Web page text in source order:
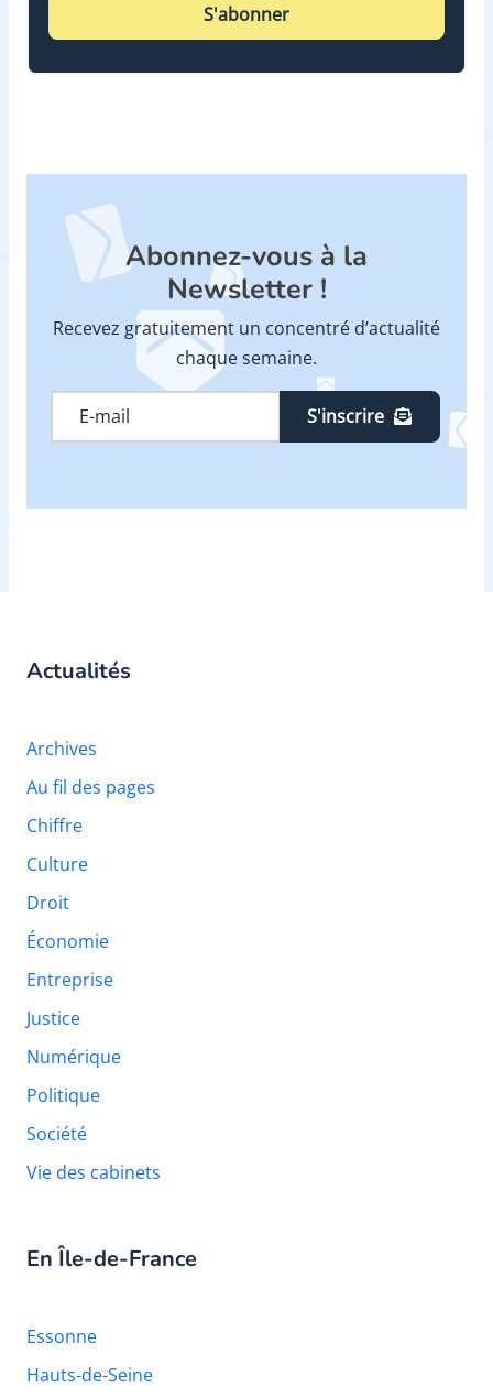
S'abonner
Abonnez-vous à la
Newsletter !
Recevez gratuitement un concentré d’actualité
chaque semaine.
S'inscrire
Actualités
Archives
Au fil des pages
Chiffre
Culture
Droit
Économie
Entreprise
Justice
Numérique
Politique
Société
Vie des cabinets
En Île-de-France
Essonne
Hauts-de-Seine